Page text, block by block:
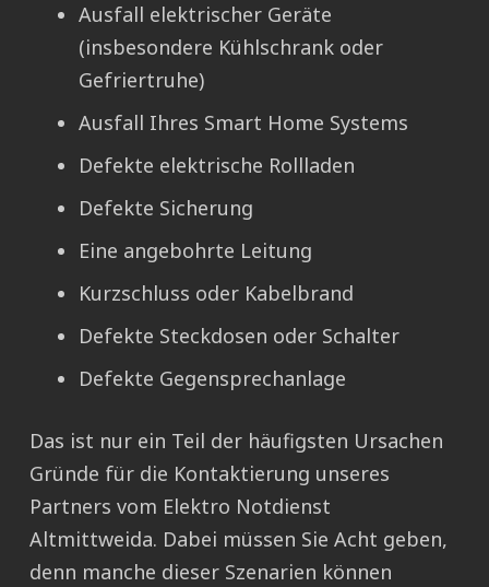
Ausfall elektrischer Geräte
(insbesondere Kühlschrank oder
Gefriertruhe)
Ausfall Ihres Smart Home Systems
Defekte elektrische Rollladen
Defekte Sicherung
Eine angebohrte Leitung
Kurzschluss oder Kabelbrand
Defekte Steckdosen oder Schalter
Defekte Gegensprechanlage
Das ist nur ein Teil der häufigsten Ursachen
Gründe für die Kontaktierung unseres
Partners vom Elektro Notdienst
Altmittweida. Dabei müssen Sie Acht geben,
denn manche dieser Szenarien können